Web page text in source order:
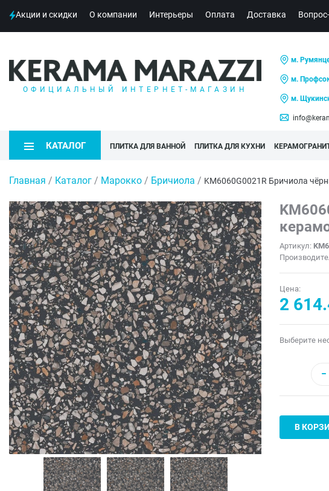
Акции и скидки О компании Интерьеры Оплата Доставка
ОФИЦИАЛЬНЫЙ ИНТЕРНЕТ-МАГАЗИН
м.
м.
м.
КАТАЛОГ ПЛИТКА ДЛЯ ВАННОЙ ПЛИТКА ДЛЯ КУХНИ
Главная / Каталог / Марокко / Бричиола / KM6060G0021R Бричиола
Артикул:
Цена:
2
Выберите
−
В